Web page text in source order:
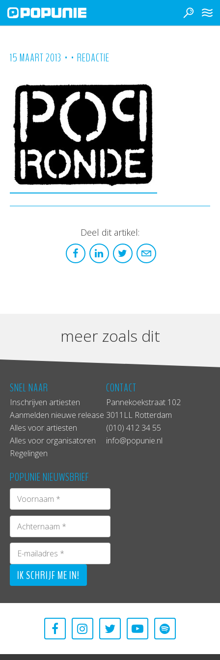
15 MAART 2013 • • REDACTIE
Deel dit artikel:
meer zoals dit
SNEL NAAR
Inschrijven artiesten
Aanmelden nieuwe release
Alles voor artiesten
Alles voor organisatoren
Regelingen
CONTACT
Pannekoekstraat 102
3011LL Rotterdam
(010) 412 34 55
info@popunie.nl
POPUNIE NIEUWSBRIEF